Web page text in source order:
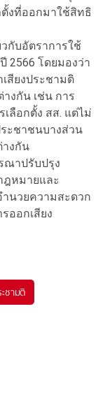
งที่ออกมาใช้สิทธิ
กับอัตราการใช้
2566 โดยมองว่า
สียงประชามติ
งกัน เช่น การ
ลือกตั้ง สส. แต่ไม่
ะชาชนบางส่วน
งกัน
ณาปรับปรุง
ฎหมายและ
นวยความสะดวก
ออกเสียง
ชามติ